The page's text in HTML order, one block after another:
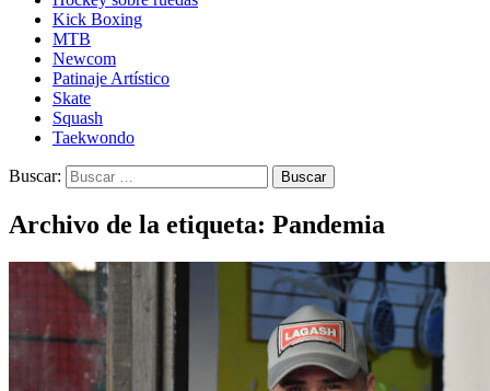
Kick Boxing
MTB
Newcom
Patinaje Artístico
Skate
Squash
Taekwondo
Buscar:
Archivo de la etiqueta: Pandemia